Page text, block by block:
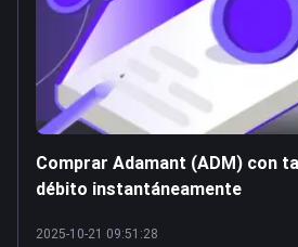
Comprar Adamant (ADM) con
débito instantáneamente
2025-10-21 09:51:28